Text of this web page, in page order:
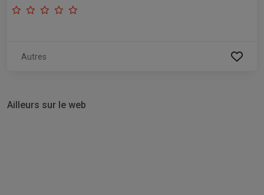
Autres
Ailleurs sur le web